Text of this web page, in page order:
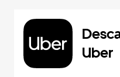
Uber